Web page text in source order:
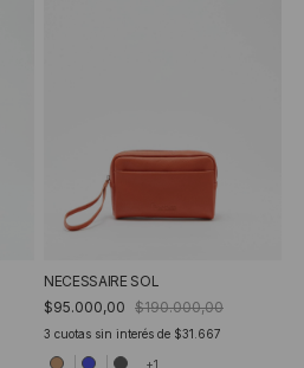
NECESSAIRE SOL
$95.000,00 $190.000,00
3 cuotas sin interés de $31.667
+1